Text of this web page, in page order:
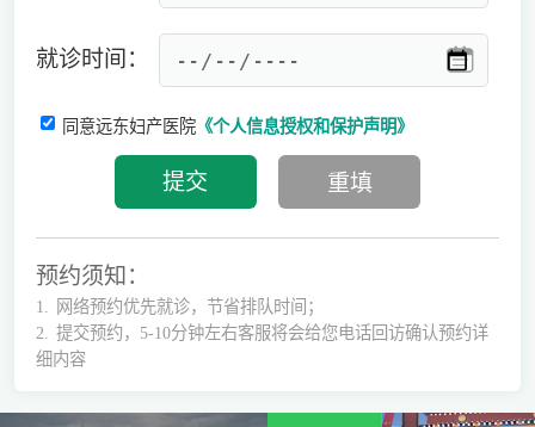
就诊时间：
同意远东妇产医院《个人信息授权和保护声明》
预约须知：
1.
网络预约优先就诊，节省排队时间；
2.
提交预约，5-10分钟左右客服将会给您电话回访确认预约详
细内容